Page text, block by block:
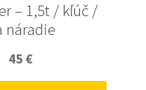
– 1,5t / kľúč /
náradie
Original
45 €Current
price